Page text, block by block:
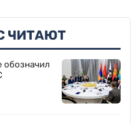
ЧИТАЮТ
обозначил